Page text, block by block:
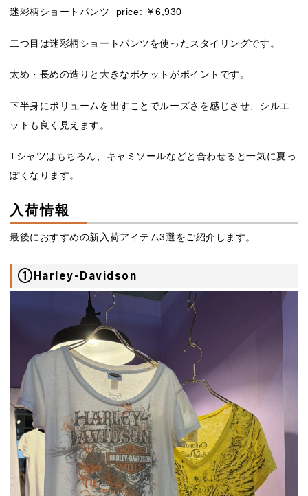
迷彩柄ショートパンツ price: ￥6,930
二つ目は迷彩柄ショートパンツを使ったスタイリングです。
太め・長めの造りと大きなポケットがポイントです。
下半身にボリュームを出すことでルーズさを感じさせ、シルエ
ットも良く見えます。
Tシャツはもちろん、キャミソールなどと合わせると一気に夏っ
ぽくなります。
入荷情報
最後におすすめの新入荷アイテム3選をご紹介します。
①Harley-Davidson